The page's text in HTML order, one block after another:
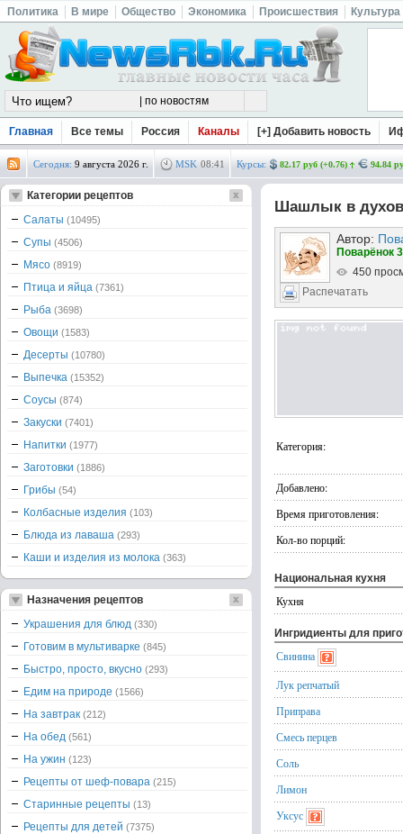
Политика В мире Общество Экономика Происшествия Культура
Главная Все темы Россия Каналы [+] Добавить новость
Сегодня: 9 августа 2026 г. MSK 08:41 Курсы: 82.17 руб (+0.76) 94.84
Шашлык в
Автор:
Поварёнок
450
Распечатать
Категория:
Добавлено:
Время приготовления:
Кол-во порций:
Национальная кухня
Кухня
Ингридиенты для
Свинина
Лук репчатый
Приправа
Смесь перцев
Соль
Лимон
Уксус
Категории рецептов
Салаты (10495)
Супы (4506)
Мясо (8919)
Птица и яйца (7361)
Рыба (3698)
Овощи (1583)
Десерты (10780)
Выпечка (15352)
Соусы (874)
Закуски (7401)
Напитки (1977)
Заготовки (1886)
Грибы (54)
Колбасные изделия (103)
Блюда из лаваша (293)
Каши и изделия из молока (363)
Назначения рецептов
Украшения для блюд (330)
Готовим в мультиварке (845)
Быстро, просто, вкусно (293)
Едим на природе (1566)
На завтрак (212)
На обед (561)
На ужин (123)
Рецепты от шеф-повара (215)
Старинные рецепты (13)
Рецепты для детей (7375)